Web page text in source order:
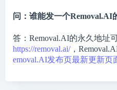
问：谁能发一个Removal.AI
答：Removal.AI的永久地址
https://removal.ai/，
emoval.AI发布页最新更新页